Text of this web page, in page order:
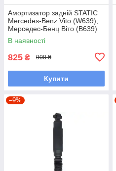
Амортизатор задній STATIC
Mercedes-Benz Vito (W639),
Мерседес-Бенц Віто (В639)
#88-0186 UAXRFEP7
В наявності
825 ₴ 908 ₴
Купити
–9%